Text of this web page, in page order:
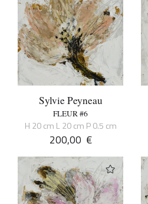
Sylvie Peyneau
FLEUR #6
H 20 cm L 20 cm P 0.5 cm
200,00 €